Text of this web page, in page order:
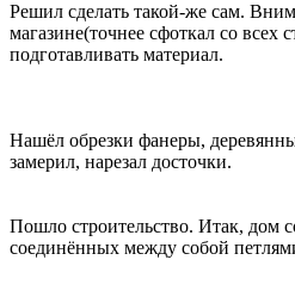
Решил сделать такой-же сам.
магазине(точнее сфоткал со всех
подготавливать материал.
Нашёл обрезки фанеры,
замерил, нарезал досточки.
Пошло строительство. Итак, дом
соединённых между собой